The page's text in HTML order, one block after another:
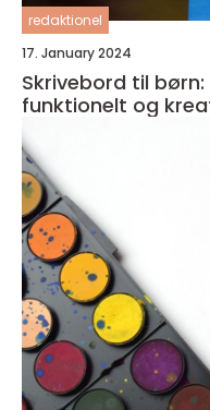
redaktionel
17. January 2024
Skrivebord til
funktionelt og